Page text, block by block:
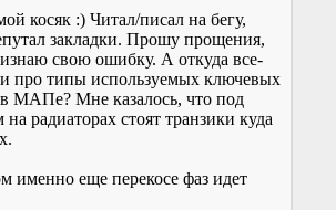
косяк :) Читал/писал на бегу,
закладки. Прошу прощения,
свою ошибку. А откуда все-
про типы используемых ключевых
в МАПе? Мне казалось, что под
радиаторах стоят транзики куда
именно еще перекосе фаз идет